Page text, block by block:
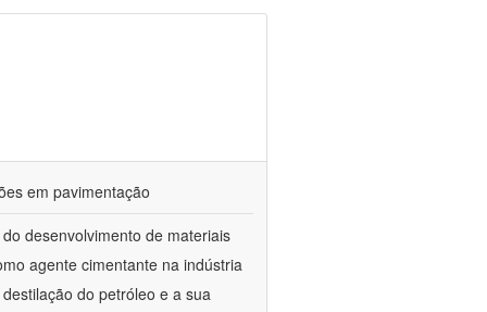
em pavimentação
desenvolvimento de materiais
agente cimentante na indústria
do petróleo e a sua